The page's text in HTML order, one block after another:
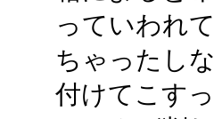
っていわれ
ちゃったし
付けてこす